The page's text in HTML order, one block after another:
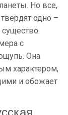
Но все,
одно –
с
Она
характером,
и обожает